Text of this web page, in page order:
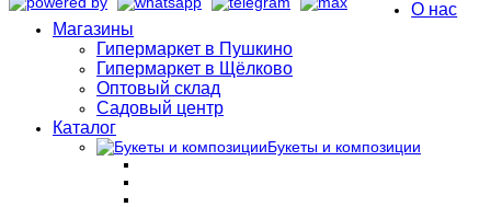
О нас
Магазины
Гипермаркет в Пушкино
Гипермаркет в Щёлково
Оптовый склад
Садовый центр
Каталог
Букеты и композиции